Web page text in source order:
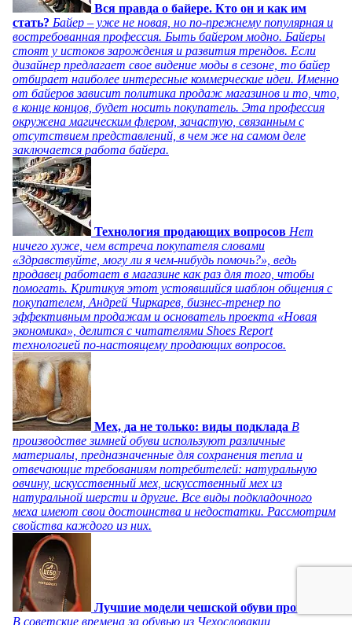
Вся правда о байере. Кто он и как им
стать? Байер – уже не новая, но по-прежнему популярная и
востребованная профессия. Быть байером модно. Байеры
стоят у истоков зарождения и развития трендов. Если
дизайнер предлагает свое видение моды в сезоне, то байер
отбирает наиболее интересные коммерческие идеи. Именно
от байеров зависит политика продаж магазинов и то, что,
в конце концов, будет носить покупатель. Эта профессия
окружена магическим флером, зачастую, связанным с
отсутствием представлений, в чем же на самом деле
заключается работа байера.
Технология продающих вопросов Нет
ничего хуже, чем встреча покупателя словами
«Здравствуйте, могу ли я чем-нибудь помочь?», ведь
продавец работает в магазине как раз для того, чтобы
помогать. Критикуя этот устоявшийся шаблон общения с
покупателем, Андрей Чиркарев, бизнес-тренер по
эффективным продажам и основатель проекта «Новая
экономика», делится с читателями Shoes Report
технологией по-настоящему продающих вопросов.
Мех, да не только: виды подклада В
производстве зимней обуви используют различные
материалы, предназначенные для сохранения тепла и
отвечающие требованиям потребителей: натуральную
овчину, искусственный мех, искусственный мех из
натуральной шерсти и другие. Все виды подкладочного
меха имеют свои достоинства и недостатки. Рассмотрим
свойства каждого из них.
Лучшие модели чешской обуви прошлого
В советские времена за обувью из Чехословакии,